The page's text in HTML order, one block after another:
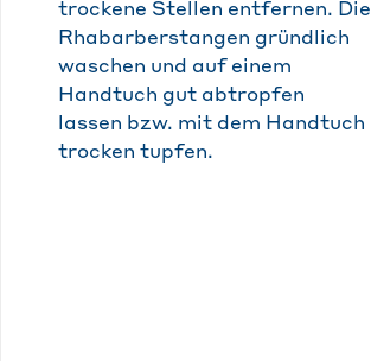
trockene Stellen entfernen. Die
Rhabarberstangen gründlich
waschen und auf einem
Handtuch gut abtropfen
lassen bzw. mit dem Handtuch
trocken tupfen.